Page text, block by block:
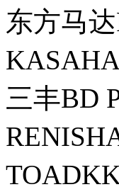
东方马
三丰BD